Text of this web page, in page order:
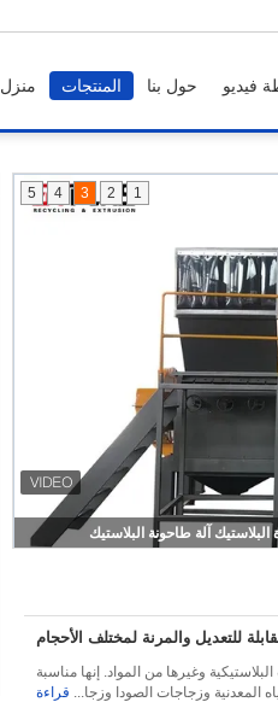
منزل المنتجات حول بنا فيديو
1
2
3
4
5
وغيرها من المواد. إنها مناسبة
المعدنية وزجاجات الصودا وزجا... قراءة